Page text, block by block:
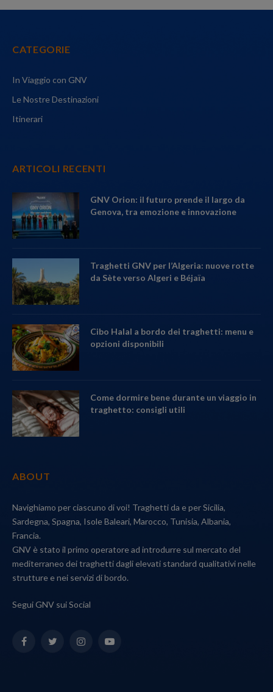
CATEGORIE
In Viaggio con GNV
Le Nostre Destinazioni
Itinerari
ARTICOLI RECENTI
GNV Orion: il futuro prende il largo da
Genova, tra emozione e innovazione
Traghetti GNV per l’Algeria: nuove rotte
da Sète verso Algeri e Béjaïa
Cibo Halal a bordo dei traghetti: menu e
opzioni disponibili
Come dormire bene durante un viaggio in
traghetto: consigli utili
ABOUT
Navighiamo per ciascuno di voi! Traghetti da e per Sicilia,
Sardegna, Spagna, Isole Baleari, Marocco, Tunisia, Albania,
Francia.
GNV è stato il primo operatore ad introdurre sul mercato del
mediterraneo dei traghetti dagli elevati standard qualitativi nelle
strutture e nei servizi di bordo.
Segui GNV sui Social
FacebookTwitterInstagramYouTube